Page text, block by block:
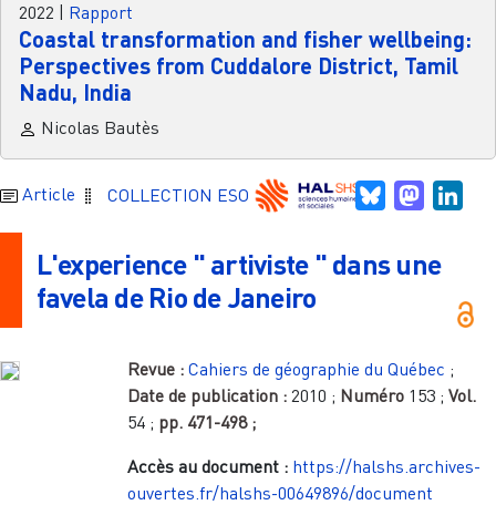
2022 Rapport
Coastal transformation and fisher wellbeing:
Perspectives from Cuddalore District, Tamil
Nadu, India
Nicolas Bautès
Article COLLECTION ESO Bluesky
L'experience " artiviste " dans une
favela de Rio de Janeiro
Revue :Cahiers de géographie du Québec ;
Date de publication : 2010 ; Numéro 153 ;Vol.
54 ; pp. 471-498 ;
Accès au document : https://halshs.archives-
ouvertes.fr/halshs-00649896/document